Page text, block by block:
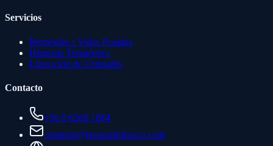
Servicios
Regresión a Vidas Pasadas
Hipnosis Terapéutica
Liberación de Entidades
Contacto
+56 9 6208 1884
contacto@juanpabloloaiza.com